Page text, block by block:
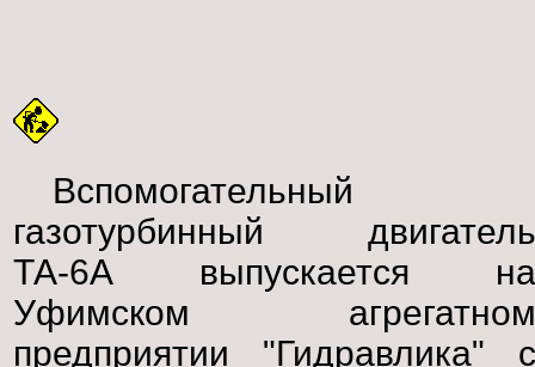
Вспомогательный
газотурбинный двигатель
ТА-6А выпускается на
Уфимском агрегатном
предприятии "Гидравлика" с